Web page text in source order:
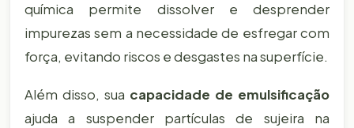
química permite dissolver e desprender
impurezas sem a necessidade de esfregar com
força, evitando riscos e desgastes na superfície.
Além disso, sua capacidade de emulsificação
ajuda a suspender partículas de sujeira na